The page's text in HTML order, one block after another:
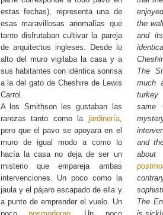
estas fechas), representa una de
esas maravillosas anomalías que
tanto disfrutaban cultivar la pareja
de arquitectos ingleses. Desde lo
alto del muro vigilaba la casa y a
sus habitantes con idéntica sonrisa
a la del gato de Cheshire de Lewis
Carrol.
A los Smithson les gustaban las
rarezas tanto como la jardinería,
pero que el pavo se apoyara en el
muro de igual modo a como lo
hacía la casa no deja de ser un
misterio que empareja ambas
intervenciones. Un poco como la
jaula y el pájaro escapado de ella y
a punto de emprender el vuelo. Un
the
and
The
much
turkey
same
and
The